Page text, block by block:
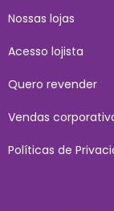
Nossas lojas
Acesso lojista
Quero revender
Vendas
Políticas de